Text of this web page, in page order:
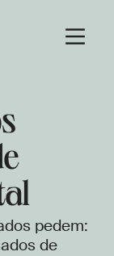
pedem:
de